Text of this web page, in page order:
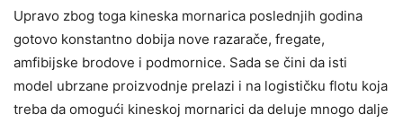
Upravo zbog toga kineska mornarica poslednjih godina
gotovo konstantno dobija nove razarače, fregate,
amfibijske brodove i podmornice. Sada se čini da isti
model ubrzane proizvodnje prelazi i na logističku flotu koja
treba da omogući kineskoj mornarici da deluje mnogo dalje